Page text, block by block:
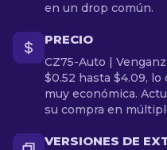
en un drop común.
PRECIO
CZ75-Auto |
$0.52 hasta $4.09,
muy económica.
su compra en
VERSIONES DE